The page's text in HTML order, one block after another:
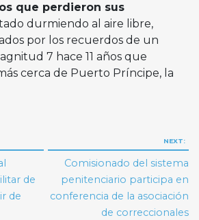
que perdieron sus
durmiendo al aire libre,
por los recuerdos de un
7 hace 11 años que
cerca de Puerto Príncipe, la
de
de
NEXT:
Comisionado del sistema
penitenciario participa en
conferencia de la asociación
de correccionales